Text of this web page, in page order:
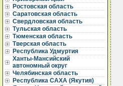
Ростовская область
Саратовская область
Свердловская область
Тульская область
Тюменская область
Тверская область
Республика Удмуртия
Ханты-Мансийский
автономный округ
Челябинская область
Республика САХА (Якутия)